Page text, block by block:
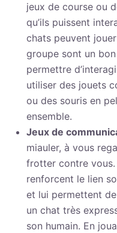
jeux de course ou
qu’ils puissent
chats peuvent
groupe sont un
permettre
utiliser des jouets
ou des souris en
ensemble.
Jeux de
miauler, à vous
frotter contre
renforcent le lien
et lui permettent de
un chat très
son humain. En